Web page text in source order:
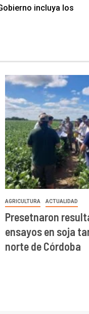
incluya los
AGRICULTURA ACTUALIDAD
Presetnaron
ensayos en soja
norte de Córdoba